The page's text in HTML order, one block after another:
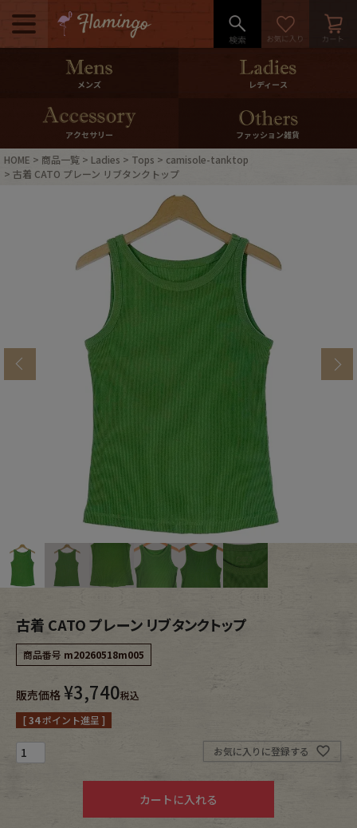
メニュー
500pt＆10％Offクーポンプレゼン
10％0ffクーポンプレゼント
ログイン・会員登録 LINE ID連携
マイページ
ご利用ガイド International Shipping
ブランドから探す スタッフコーディネート
年代から探す
メンズ商品カテゴリーから探す
Outer
Bottoms Fafatt
レディース商品カテゴリーから探す
Tops
Outer
Kidswear
小物・アクセサリーから探す
メンズ レディース
アクセサリー ファッション雑貨
HOME 商品一覧 Ladies Tops
camisole-tanktop
古着 CATO プレーン リブタンクトップ
古着 CATO プレーン リブタンクトップ
商品番号 m20260518m005
販売価格 ¥3,740税込
[34ポイント進呈 ]
お気に入りに登録する
カートに入れる